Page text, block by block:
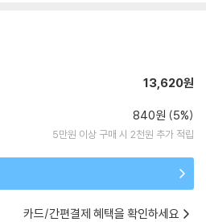
13,620원
840원 (5%)
5만원 이상 구매 시 2천원 추가 적립
카드/간편결제 혜택을 확인하세요